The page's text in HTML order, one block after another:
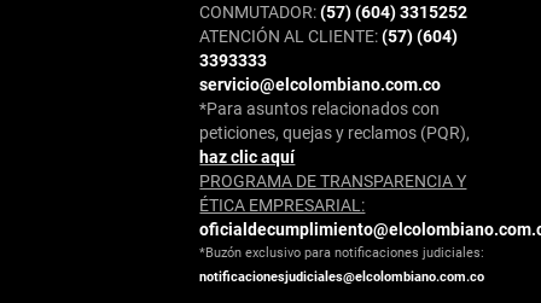
CONMUTADOR:(57) (604) 3315252
ATENCIÓN AL CLIENTE:(57) (604)
3393333
servicio@elcolombiano.com.co
*Para asuntos relacionados con
peticiones, quejas y reclamos (PQR),
haz clic aquí
PROGRAMA DE TRANSPARENCIA Y
ÉTICA EMPRESARIAL:
*Buzón exclusivo para notificaciones judiciales:
notificacionesjudiciales@elcolombiano.com.co